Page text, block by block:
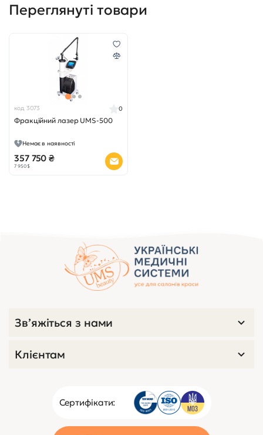
Переглянуті товари
код 3073
Фракційний лазер UMS-500
0
Немає в наявності
357 750 ₴
7 950 $
Сертифікати:
Зв’яжіться з нами
Клієнтам